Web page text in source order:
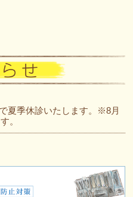
夏季休診いたします。※8月
。